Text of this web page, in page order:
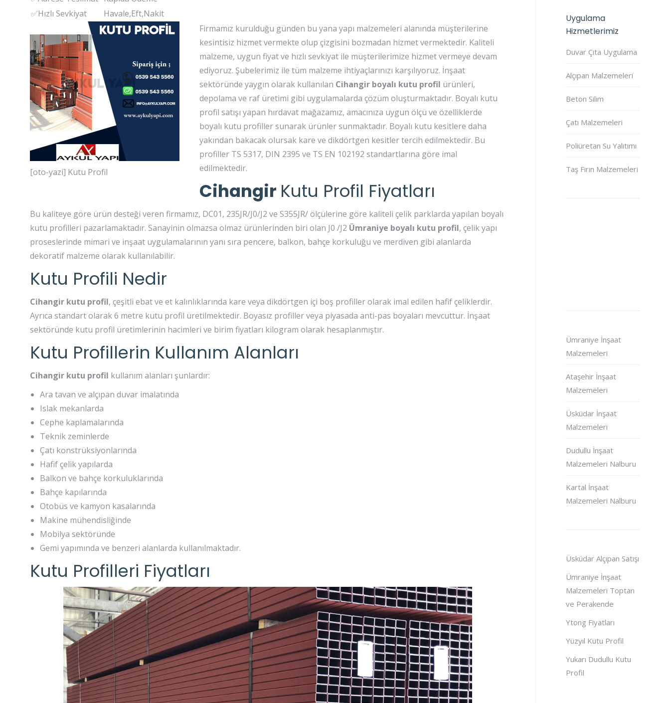
✅Hızlı Sevkiyat
Havale,Eft,Nakit
[oto-yazi] Kutu Profil
Firmamız kurulduğu günden bu yana yapı malzemeleri alanında müşterilerine
kesintisiz hizmet vermekte olup çizgisini bozmadan hizmet vermektedir. Kaliteli
malzeme, uygun fiyat ve hızlı sevkiyat ile müşterilerimize hizmet vermeye devam
ediyoruz. Şubelerimiz ile tüm malzeme ihtiyaçlarınızı karşılıyoruz. İnşaat
sektöründe yaygın olarak kullanılan Cihangir boyalı kutu profil ürünleri,
depolama ve raf üretimi gibi uygulamalarda çözüm oluşturmaktadır. Boyalı kutu
profil satışı yapan hırdavat mağazamız, amacınıza uygun ölçü ve özelliklerde
boyalı kutu profiller sunarak ürünler sunmaktadır. Boyalı kutu kesitlere daha
yakından bakacak olursak kare ve dikdörtgen kesitler tercih edilmektedir. Bu
profiller TS 5317, DIN 2395 ve TS EN 102192 standartlarına göre imal
edilmektedir.
Cihangir Kutu Profil Fiyatları
Bu kaliteye göre ürün desteği veren firmamız, DC01, 235JR/J0/J2 ve S355JR/ ölçülerine göre kaliteli çelik parklarda yapılan boyalı
kutu profilleri pazarlamaktadır. Sanayinin olmazsa olmaz ürünlerinden biri olan J0 /J2 Ümraniye boyalı kutu profil, çelik yapı
proseslerinde mimari ve inşaat uygulamalarının yanı sıra pencere, balkon, bahçe korkuluğu ve merdiven gibi alanlarda
dekoratif malzeme olarak kullanılabilir.
Kutu Profili Nedir
Cihangir kutu profil, çeşitli ebat ve et kalınlıklarında kare veya dikdörtgen içi boş profiller olarak imal edilen hafif çeliklerdir.
Ayrıca standart olarak 6 metre kutu profil üretilmektedir. Boyasız profiller veya piyasada anti-pas boyaları mevcuttur. İnşaat
sektöründe kutu profil üretimlerinin hacimleri ve birim fiyatları kilogram olarak hesaplanmıştır.
Kutu Profillerin Kullanım Alanları
Cihangir kutu profil kullanım alanları şunlardır:
Ara tavan ve alçıpan duvar imalatında
Islak mekanlarda
Cephe kaplamalarında
Teknik zeminlerde
Çatı konstrüksiyonlarında
Hafif çelik yapılarda
Balkon ve bahçe korkuluklarında
Bahçe kapılarında
Otobüs ve kamyon kasalarında
Makine mühendisliğinde
Mobilya sektöründe
Gemi yapımında ve benzeri alanlarda kullanılmaktadır.
Kutu Profilleri Fiyatları
Uygulama
Hizmetlerimiz
Duvar Çıta Uygulama
Alçıpan Malzemeleri
Beton Silim
Çatı Malzemeleri
Poliüretan Su Yalıtımı
Taş Fırın Malzemeleri
Ümraniye İnşaat
Malzemeleri
Ataşehir İnşaat
Malzemeleri
Üsküdar İnşaat
Malzemeleri
Dudullu İnşaat
Malzemeleri Nalburu
Kartal İnşaat
Malzemeleri Nalburu
Üsküdar Alçıpan Satışı
Ümraniye İnşaat
Malzemeleri Toptan
ve Perakende
Ytong Fiyatları
Yüzyıl Kutu Profil
Yukarı Dudullu Kutu
Profil